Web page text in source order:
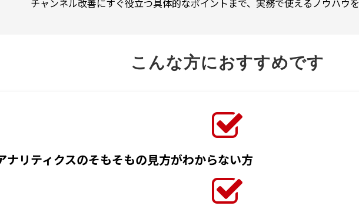
チャンネル改善にすぐ役立つ具体的なポイントまで、実務で使えるノウハウを
こんな方におすすめです
ナリティクスのそもそもの見方がわからない方